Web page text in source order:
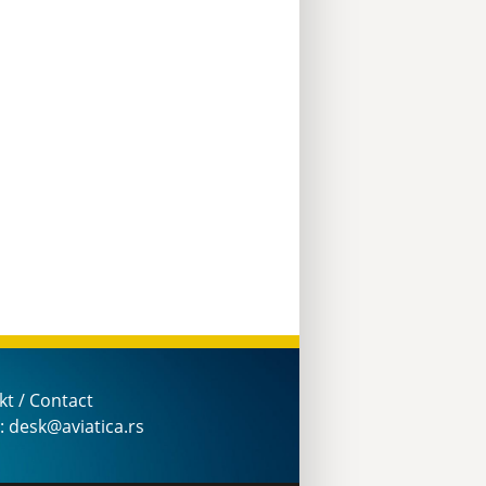
/ Contact
desk@aviatica.rs